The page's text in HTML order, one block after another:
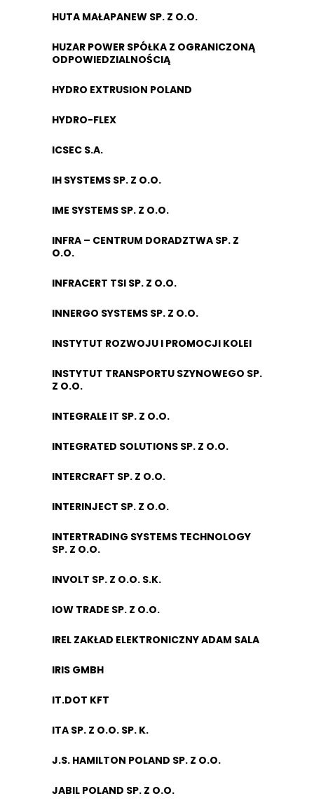
HUTA MAŁAPANEW SP. Z O.O.
HUZAR POWER SPÓŁKA Z OGRANICZONĄ
ODPOWIEDZIALNOŚCIĄ
HYDRO EXTRUSION POLAND
HYDRO-FLEX
ICSEC S.A.
IH SYSTEMS SP. Z O.O.
IME SYSTEMS SP. Z O.O.
INFRA – CENTRUM DORADZTWA SP. Z
O.O.
INFRACERT TSI SP. Z O.O.
INNERGO SYSTEMS SP. Z O.O.
INSTYTUT ROZWOJU I PROMOCJI KOLEI
INSTYTUT TRANSPORTU SZYNOWEGO SP.
Z O.O.
INTEGRALE IT SP. Z O.O.
INTEGRATED SOLUTIONS SP. Z O.O.
INTERCRAFT SP. Z O.O.
INTERINJECT SP. Z O.O.
INTERTRADING SYSTEMS TECHNOLOGY
SP. Z O.O.
INVOLT SP. Z O.O. S.K.
IOW TRADE SP. Z O.O.
IREL ZAKŁAD ELEKTRONICZNY ADAM SALA
IRIS GMBH
IT.DOT KFT
ITA SP. Z O.O. SP. K.
J.S. HAMILTON POLAND SP. Z O.O.
JABIL POLAND SP. Z O.O.